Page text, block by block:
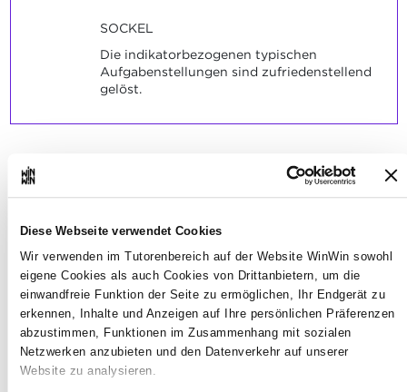
Diese Webseite verwendet Cookies
Wir verwenden im Tutorenbereich auf der Website WinWin sowohl
eigene Cookies als auch Cookies von Drittanbietern, um die
einwandfreie Funktion der Seite zu ermöglichen, Ihr Endgerät zu
erkennen, Inhalte und Anzeigen auf Ihre persönlichen Präferenzen
abzustimmen, Funktionen im Zusammenhang mit sozialen
Netzwerken anzubieten und den Datenverkehr auf unserer
Website zu analysieren.
SOCKEL
Die indikatorbezogenen typischen
Aufgabenstellungen sind zufriedenstellend
gelöst.
Der Auszubildende ist in der
Lage, seine Projektlösung zu
verteidigen indem er seine
Dokumentation einem
Gremium präsentiert.
Maximale Punktzahl: 12